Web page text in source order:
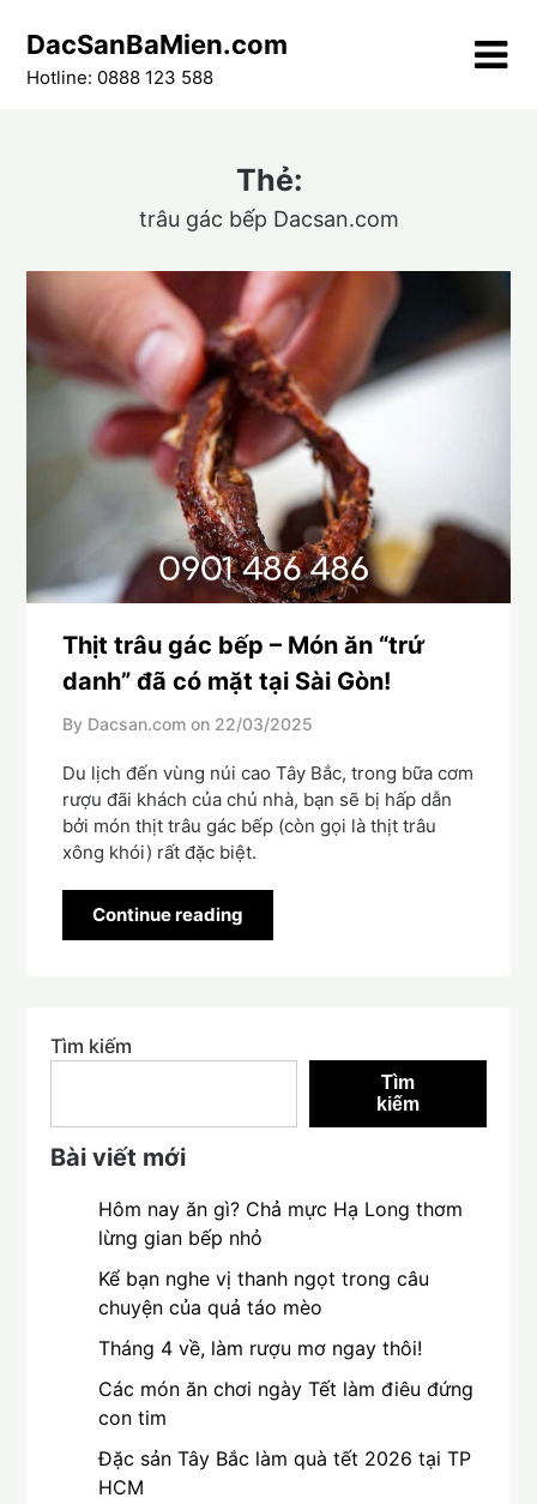
content
DacSanBaMien.com
Hotline: 0888 123 588
Thẻ:
trâu gác bếp Dacsan.com
Thịt trâu gác bếp – Món ăn “trứ
danh” đã có mặt tại Sài Gòn!
By Dacsan.com on 22/03/2025
Du lịch đến vùng núi cao Tây Bắc, trong bữa cơm
rượu đãi khách của chủ nhà, bạn sẽ bị hấp dẫn
bởi món thịt trâu gác bếp (còn gọi là thịt trâu
xông khói) rất đặc biệt.
Continue reading
Tìm kiếm
Tìm
kiếm
Bài viết mới
Hôm nay ăn gì? Chả mực Hạ Long thơm
lừng gian bếp nhỏ
Kể bạn nghe vị thanh ngọt trong câu
chuyện của quả táo mèo
Tháng 4 về, làm rượu mơ ngay thôi!
Các món ăn chơi ngày Tết làm điêu đứng
con tim
Đặc sản Tây Bắc làm quà tết 2026 tại TP
HCM